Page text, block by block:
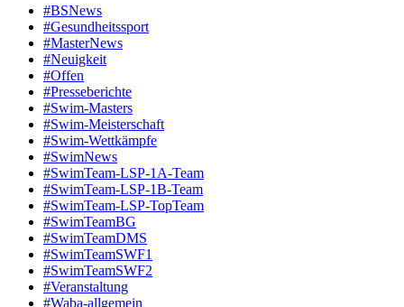
#BSNews
#Gesundheitssport
#MasterNews
#Neuigkeit
#Offen
#Presse­berichte
#Swim-Masters
#Swim-Meister­schaft
#Swim-Wett­kämpfe
#SwimNews
#SwimTeam-LSP-1A-Team
#SwimTeam-LSP-1B-Team
#SwimTeam-LSP-TopTeam
#SwimTeamBG
#SwimTeamDMS
#SwimTeamSWF1
#SwimTeamSWF2
#Veranstaltung
#Waba-allgemein